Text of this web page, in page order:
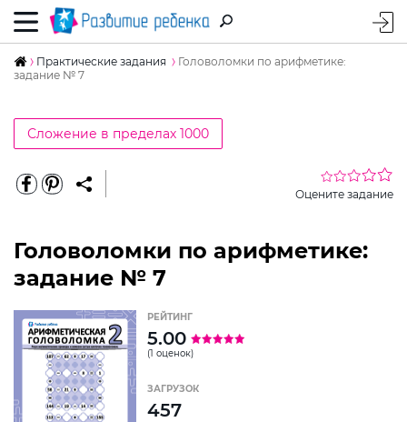
Практические задания
Головоломки по арифметике:
задание № 7
Сложение в пределах 1000
Оцените задание
Головоломки по арифметике:
задание № 7
РЕЙТИНГ
5.00
(1 оценок)
ЗАГРУЗОК
457